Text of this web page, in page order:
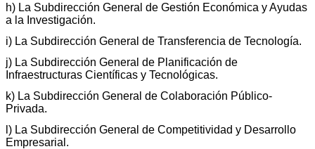
h) La Subdirección General de Gestión Económica y Ayudas
a la Investigación.
i) La Subdirección General de Transferencia de Tecnología.
j) La Subdirección General de Planificación de
Infraestructuras Científicas y Tecnológicas.
k) La Subdirección General de Colaboración Público-
Privada.
l) La Subdirección General de Competitividad y Desarrollo
Empresarial.